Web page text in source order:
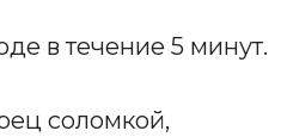
в течение 5 минут.
соломкой,